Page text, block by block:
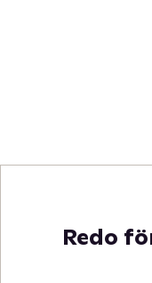
Redo